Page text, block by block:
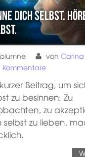
dich selbst.
vonCarina
Kommentare
Beitrag, um
zu besinnen: Zu
zu
selbst zu lieben,